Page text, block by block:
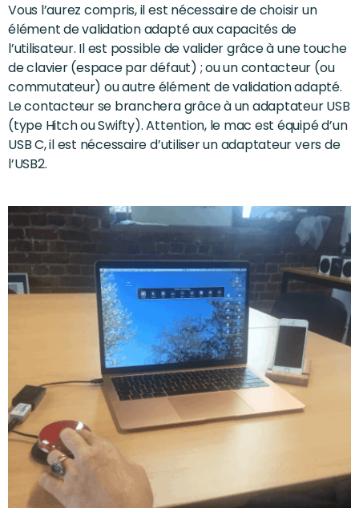
Vous l’aurez compris, il est nécessaire de choisir un
élément de validation adapté aux capacités de
l’utilisateur. Il est possible de valider grâce à une touche
de clavier (espace par défaut) ; ou un contacteur (ou
commutateur) ou autre élément de validation adapté.
Le contacteur se branchera grâce à un adaptateur USB
(type Hitch ou Swifty). Attention, le mac est équipé d’un
USB C, il est nécessaire d’utiliser un adaptateur vers de
l’USB2.